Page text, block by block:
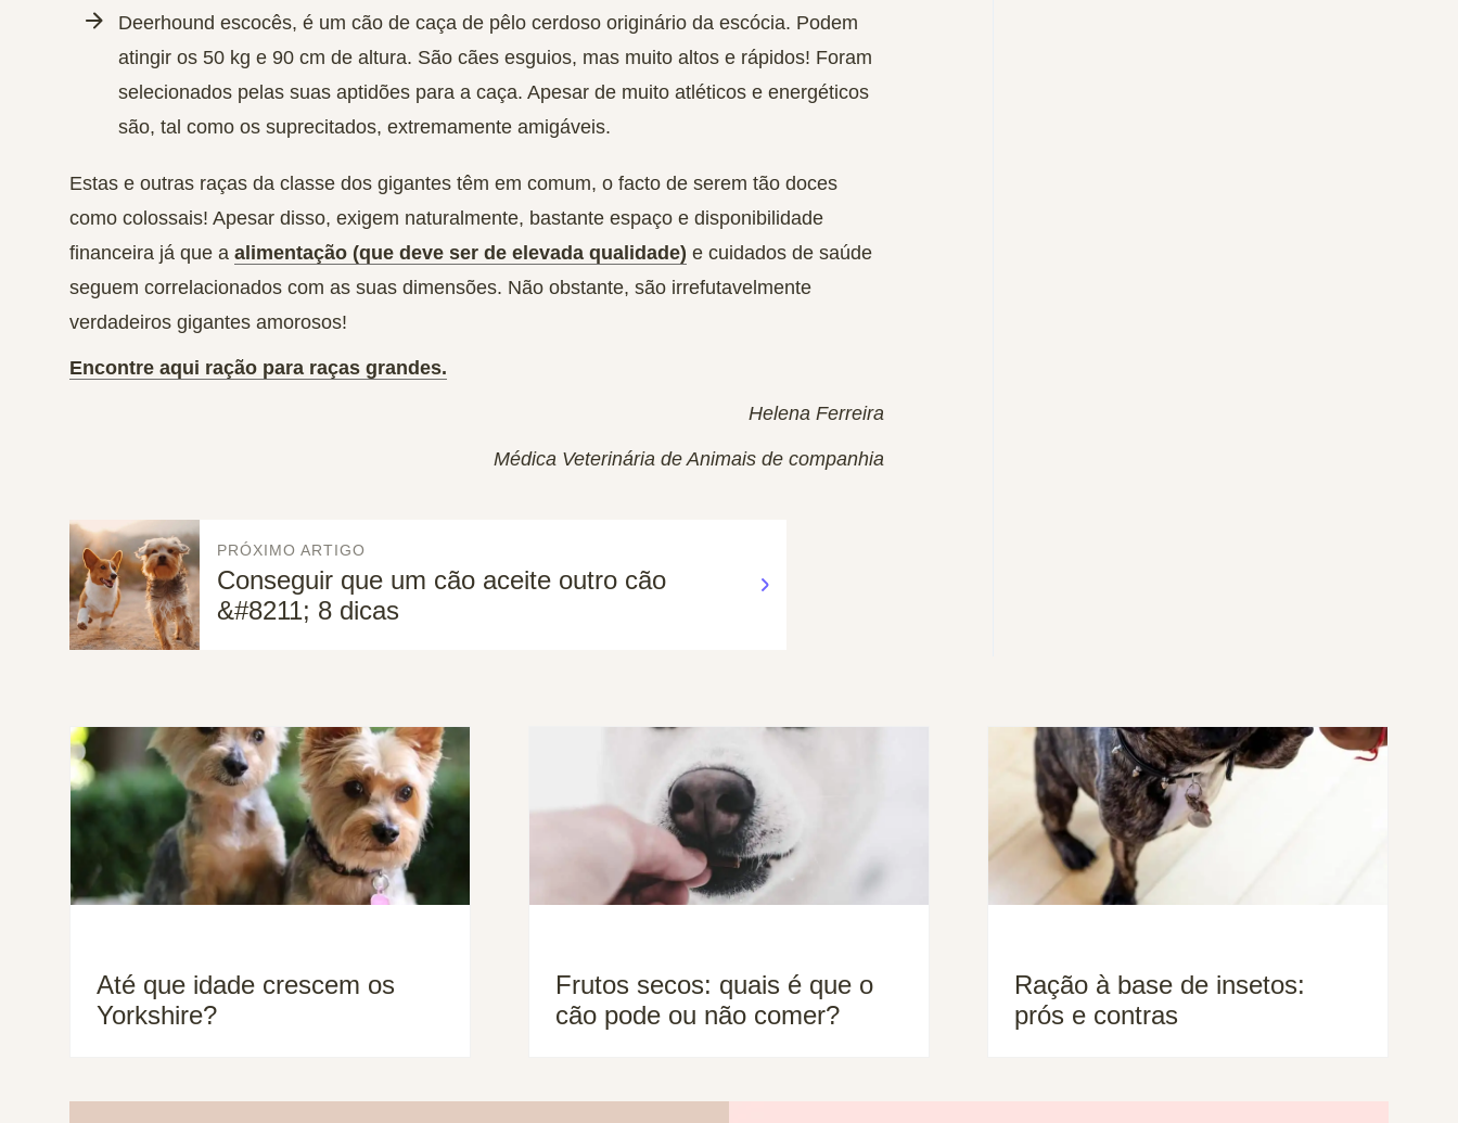
Deerhound escocês, é um cão de caça de pêlo cerdoso originário da escócia. Podem
atingir os 50 kg e 90 cm de altura. São cães esguios, mas muito altos e rápidos! Foram
selecionados pelas suas aptidões para a caça. Apesar de muito atléticos e energéticos
são, tal como os suprecitados, extremamente amigáveis.
Estas e outras raças da classe dos gigantes têm em comum, o facto de serem tão doces
como colossais! Apesar disso, exigem naturalmente, bastante espaço e disponibilidade
financeira já que a alimentação (que deve ser de elevada qualidade) e cuidados de saúde
seguem correlacionados com as suas dimensões. Não obstante, são irrefutavelmente
verdadeiros gigantes amorosos!
Encontre aqui ração para raças grandes.
Helena Ferreira
Médica Veterinária de Animais de companhia
PRÓXIMO ARTIGO
Conseguir que um cão aceite outro cão
&#8211; 8 dicas
Até que idade crescem os
Yorkshire?
Frutos secos: quais é que o
cão pode ou não comer?
Ração à base de insetos:
prós e contras